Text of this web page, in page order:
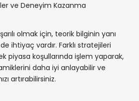
ve Deneyim Kazanma
olmak için, teorik bilginin yanı
ihtiyaç vardır. Farklı stratejileri
piyasa koşullarında işlem yaparak,
daha iyi anlayabilir ve
artırabilirsiniz.